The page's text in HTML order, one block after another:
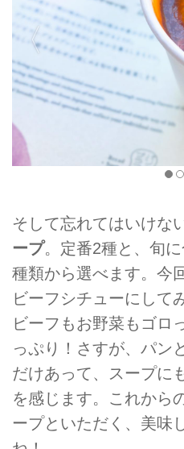
そして忘れてはいけな
ープ。定番2種と、旬
種類から選べます。今
ビーフシチューにして
ビーフもお野菜もゴロ
っぷり！さすが、パン
だけあって、スープに
を感じます。これから
ープといただく、美味